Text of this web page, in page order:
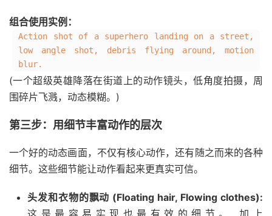
组合使用实例：
Action shot of a superhero landing on a street,
low angle shot, debris flying around, motion
blur.
(一个超级英雄降落在街道上的动作镜头，低角度拍摄，周
围碎片飞溅，动态模糊。)
第三步：用细节丰富动作的层次
一个好的动态画面，不仅有核心动作，还有随之而来的各种
细节。这些细节能让动作看起来更真实可信。
头发和衣物的飘动 (Floating hair, Flowing clothes):
这是最容易实现也最有效的细节。 加上